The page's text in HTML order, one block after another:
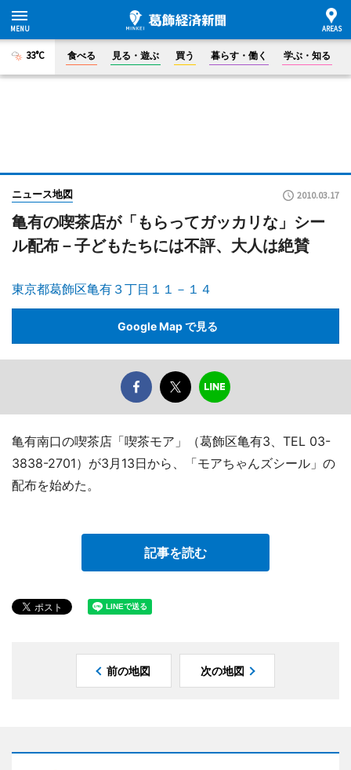
33°C 食べる 見る・遊ぶ 買う 暮らす・働く 学ぶ・知る
ニュース地図 2010.03.17
亀有の喫茶店が「もらってガッカリな」シー
ル配布－子どもたちには不評、大人は絶賛
東京都葛飾区亀有３丁目１１－１４
Google Map で見る
亀有南口の喫茶店「喫茶モア」（葛飾区亀有3、TEL 03-
3838-2701）が3月13日から、「モアちゃんズシール」の
配布を始めた。
記事を読む
前の地図 次の地図